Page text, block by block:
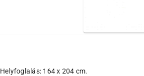
Helyfoglalás: 164 x 204 cm.